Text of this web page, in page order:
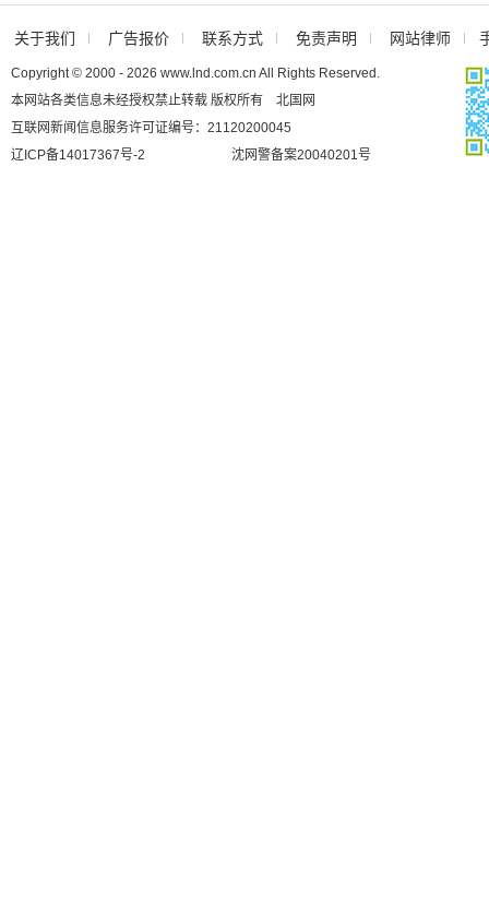
关于我们 广告报价 联系方式 免责声明 网站律师
Copyright © 2000 - 2026 www.lnd.com.cn All Rights Reserved.
本网站各类信息未经授权禁止转载 版权所有 北国网
互联网新闻信息服务许可证编号：21120200045
辽ICP备14017367号-2
沈网警备案20040201号